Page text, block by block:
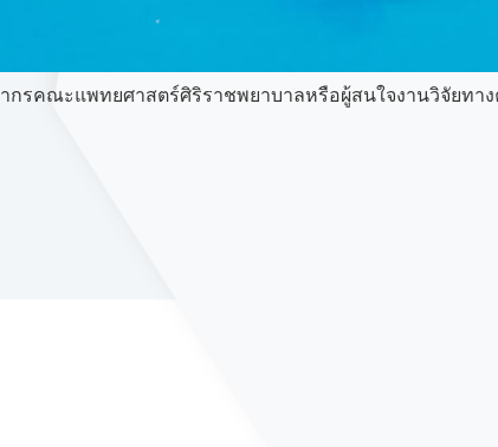
กรคณะแพทยศาสตร์ศิริราชพยาบาลหรือผู้สนใจงานวิจัยทาง